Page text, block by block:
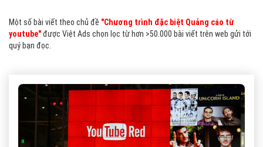
Một số bài viết theo chủ đề "Chương trình đặc biệt Quảng cáo từ
youtube"được Việt Ads chọn lọc từ hơn >50.000 bài viết trên web gửi tới
quý bạn đọc.